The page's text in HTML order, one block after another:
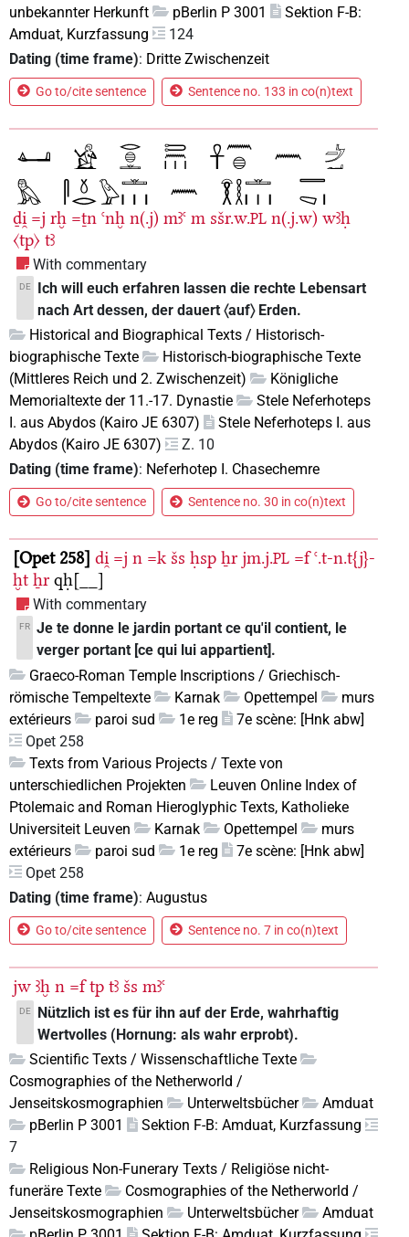
unbekannter Herkunft
pBerlin P 3001
Sektion F-B:
Amduat, Kurzfassung
124
Dating (time frame): Dritte Zwischenzeit
Go to/cite sentence Sentence no. 133 in co(n)text
ḏi̯ =j rḫ =ṯn ꜥnḫ n(.j) mꜣꜥ m sšr.w.PL n(.j.w) wꜣḥ
〈tp〉 tꜣ
With commentary
DE
Ich will euch erfahren lassen die rechte Lebensart
nach Art dessen, der dauert 〈auf〉 Erden.
Historical and Biographical Texts / Historisch-
biographische Texte
Historisch-biographische Texte
(Mittleres Reich und 2. Zwischenzeit)
Königliche
Memorialtexte der 11.-17. Dynastie
Stele Neferhoteps
I. aus Abydos (Kairo JE 6307)
Stele Neferhoteps I. aus
Abydos (Kairo JE 6307)
Z. 10
Dating (time frame): Neferhotep I. Chasechemre
Go to/cite sentence Sentence no. 30 in co(n)text
Opet 258 di̯ =j n =k šs ḥsp ẖr jm.j.PL =f ꜥ.t-n.t{j}-
ḫt ẖr qḥ[__]
With commentary
FR Je te donne le jardin portant ce qu'il contient, le
verger portant [ce qui lui appartient].
Graeco-Roman Temple Inscriptions / Griechisch-
römische Tempeltexte
Karnak Opettempel
murs
extérieurs
paroi sud 1e reg
7e scène: [Hnk abw]
Opet 258
Texts from Various Projects / Texte von
unterschiedlichen Projekten
Leuven Online Index of
Ptolemaic and Roman Hieroglyphic Texts, Katholieke
Universiteit Leuven
Karnak Opettempel
murs
extérieurs
paroi sud 1e reg
7e scène: [Hnk abw]
Opet 258
Dating (time frame): Augustus
Go to/cite sentence Sentence no. 7 in co(n)text
jw ꜣḫ n =f tp tꜣ šs mꜣꜥ
DE
Nützlich ist es für ihn auf der Erde, wahrhaftig
Wertvolles (Hornung: als wahr erprobt).
Scientific Texts / Wissenschaftliche Texte
Cosmographies of the Netherworld /
Jenseitskosmographien
Unterweltsbücher
Amduat
pBerlin P 3001
Sektion F-B: Amduat, Kurzfassung
7
Religious Non-Funerary Texts / Religiöse nicht-
funeräre Texte
Cosmographies of the Netherworld /
Jenseitskosmographien
Unterweltsbücher
Amduat